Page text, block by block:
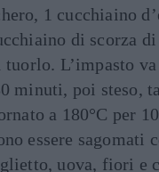
1 cucchiaino
di scorza
tuorlo. L’impasto
minuti, poi steso,
a 180°C per
essere sagomati
uova, fiori e